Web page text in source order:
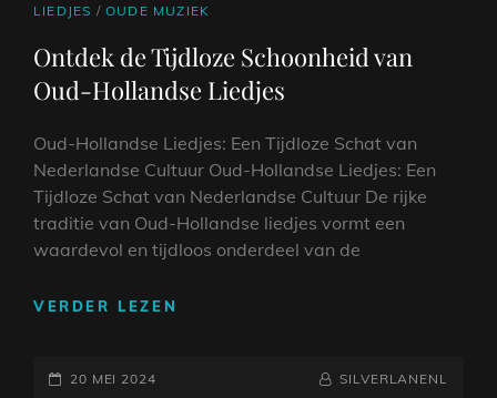
LINKS
LIEDJES /OUDE MUZIEK
Ontdek de Tijdloze Schoonheid van
Oud-Hollandse Liedjes
Oud-Hollandse Liedjes: Een Tijdloze Schat van
Nederlandse Cultuur Oud-Hollandse Liedjes: Een
Tijdloze Schat van Nederlandse Cultuur De rijke
traditie van Oud-Hollandse liedjes vormt een
waardevol en tijdloos onderdeel van de
VERDER LEZEN
GEPLAATST
20 MEI 2024 NAAMREGEL
BYLINE
SILVERLANENL